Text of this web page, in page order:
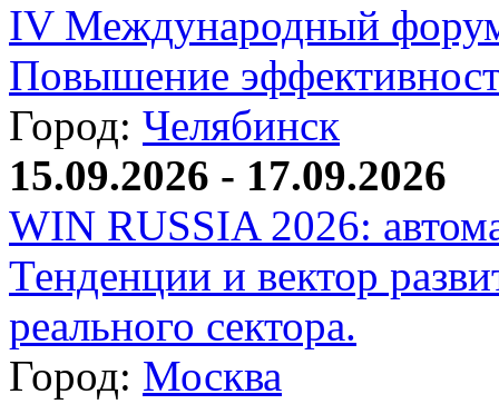
IV Международный
Повышение
Город: Челябинск
15.09.2026 - 17.09.2026
WIN RUSSIA 2026:
Тенденции и вектор
реального сектора.
Город: Москва